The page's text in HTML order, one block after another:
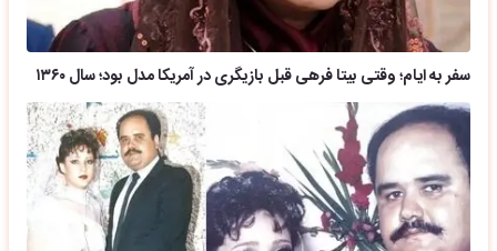
سفر به ایام؛ وقتی بیتا فرهی قبل بازیگری در آمریکا مدل بود؛ سال ۱۳۶۰